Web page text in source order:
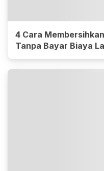
4 Cara
Tanpa Bayar Biaya